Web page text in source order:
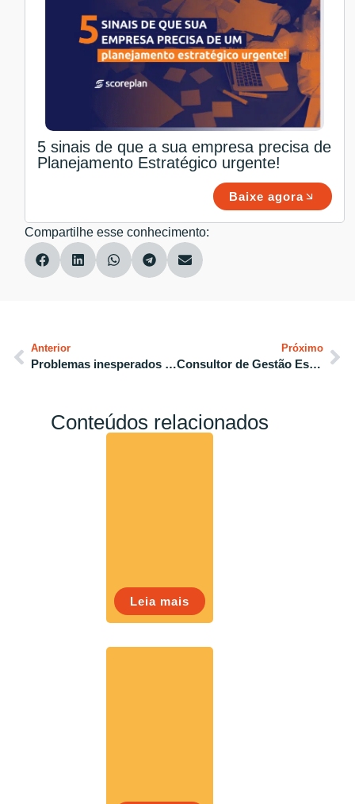
5 sinais de que a sua empresa precisa de
Planejamento Estratégico urgente!
Baixe agora
Compartilhe esse conhecimento:
Anterior
Problemas inesperados costumam acabar com o planejamento do seu negócio?
Próximo
Consultor de Gestão Estratégica: a importância desse profissional
Conteúdos relacionados
Leia mais